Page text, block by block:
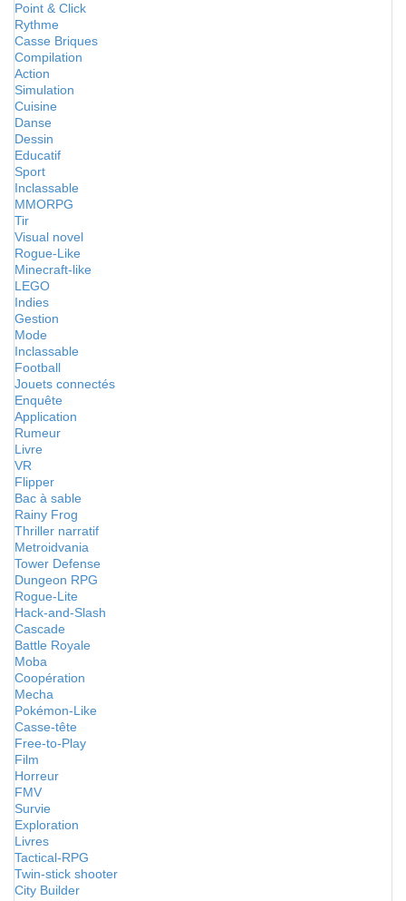
Point & Click
Rythme
Casse Briques
Compilation
Action
Simulation
Cuisine
Danse
Dessin
Educatif
Sport
Inclassable
MMORPG
Tir
Visual novel
Rogue-Like
Minecraft-like
LEGO
Indies
Gestion
Mode
Inclassable
Football
Jouets connectés
Enquête
Application
Rumeur
Livre
VR
Flipper
Bac à sable
Rainy Frog
Thriller narratif
Metroidvania
Tower Defense
Dungeon RPG
Rogue-Lite
Hack-and-Slash
Cascade
Battle Royale
Moba
Coopération
Mecha
Pokémon-Like
Casse-tête
Free-to-Play
Film
Horreur
FMV
Survie
Exploration
Livres
Tactical-RPG
Twin-stick shooter
City Builder